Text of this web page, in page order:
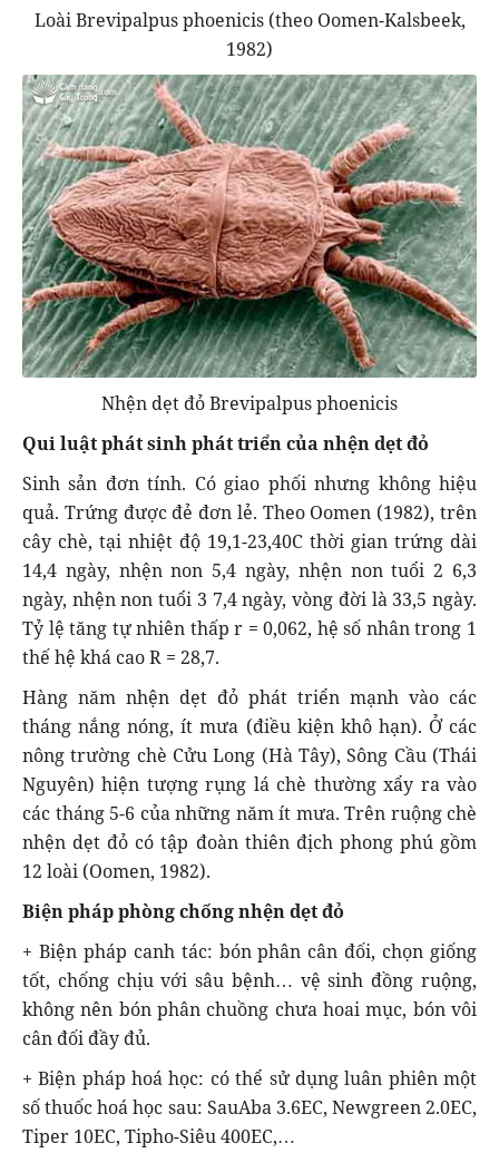
Loài Brevipalpus phoenicis (theo Oomen-Kalsbeek,
1982)
Nhện dẹt đỏ Brevipalpus phoenicis
Qui luật phát sinh phát triển của nhện dẹt đỏ
Sinh sản đơn tính. Có giao phối nhưng không hiệu
quả. Trứng được đẻ đơn lẻ. Theo Oomen (1982), trên
cây chè, tại nhiệt độ 19,1-23,40C thời gian trứng dài
14,4 ngày, nhện non 5,4 ngày, nhện non tuổi 2 6,3
ngày, nhện non tuổi 3 7,4 ngày, vòng đời là 33,5 ngày.
Tỷ lệ tăng tự nhiên thấp r = 0,062, hệ số nhân trong 1
thế hệ khá cao R = 28,7.
Hàng năm nhện dẹt đỏ phát triển mạnh vào các
tháng nắng nóng, ít mưa (điều kiện khô hạn). Ở các
nông trường chè Cửu Long (Hà Tây), Sông Cầu (Thái
Nguyên) hiện tượng rụng lá chè thường xẩy ra vào
các tháng 5-6 của những năm ít mưa. Trên ruộng chè
nhện dẹt đỏ có tập đoàn thiên địch phong phú gồm
12 loài (Oomen, 1982).
Biện pháp phòng chống nhện dẹt đỏ
+ Biện pháp canh tác: bón phân cân đối, chọn giống
tốt, chống chịu với sâu bệnh… vệ sinh đồng ruộng,
không nên bón phân chuồng chưa hoai mục, bón vôi
cân đối đầy đủ.
+ Biện pháp hoá học: có thể sử dụng luân phiên một
số thuốc hoá học sau: SauAba 3.6EC, Newgreen 2.0EC,
Tiper 10EC, Tipho-Siêu 400EC,…